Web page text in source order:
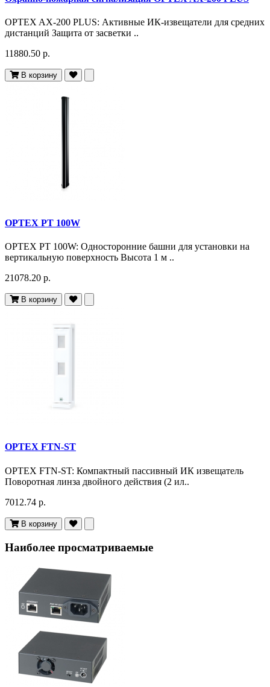
OPTEX AX-200 PLUS: Активные ИК-извещатели для средних
дистанций Защита от засветки ..
11880.50 р.
В корзину
OPTEX PT 100W
OPTEX PT 100W: Односторонние башни для установки на
вертикальную поверхность Высота 1 м ..
21078.20 р.
В корзину
OPTEX FTN-ST
OPTEX FTN-ST: Компактный пассивный ИК извещатель
Поворотная линза двойного действия (2 ил..
7012.74 р.
В корзину
Наиболее просматриваемые